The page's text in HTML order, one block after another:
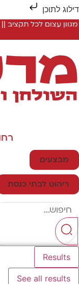
לתוכן
מגוון עצום לכל תקציב
רחוב
מבצעים
ריהוט לבתי כנסת
Results
See all results